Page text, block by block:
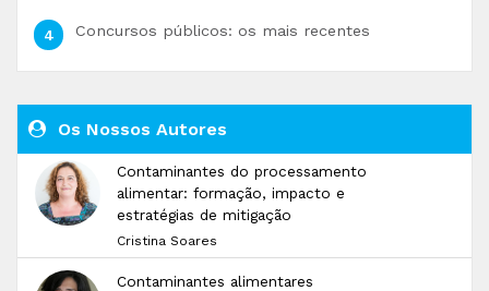
Concursos públicos: os mais recentes
Os Nossos Autores
Contaminantes do processamento
alimentar: formação, impacto e
estratégias de mitigação
Cristina Soares
Contaminantes alimentares